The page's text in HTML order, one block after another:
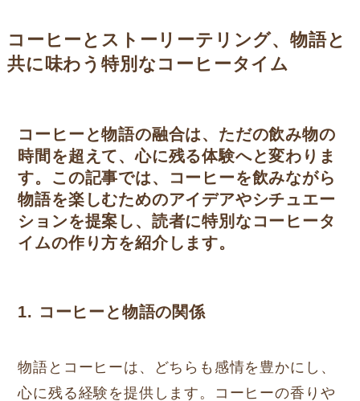
コーヒーとストーリーテリング、物語と
共に味わう特別なコーヒータイム
コーヒーと物語の融合は、ただの飲み物の
時間を超えて、心に残る体験へと変わりま
す。この記事では、コーヒーを飲みながら
物語を楽しむためのアイデアやシチュエー
ションを提案し、読者に特別なコーヒータ
イムの作り方を紹介します。
1. コーヒーと物語の関係
物語とコーヒーは、どちらも感情を豊かにし、
心に残る経験を提供します。コーヒーの香りや